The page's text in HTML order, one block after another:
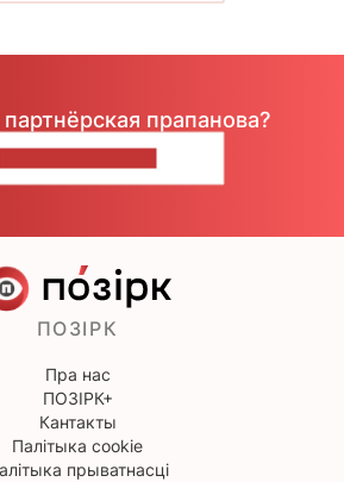
прапанова?
ПОЗІРК
Пра нас
ПОЗІРК+
Кантакты
Палітыка cookie
прыватнасці